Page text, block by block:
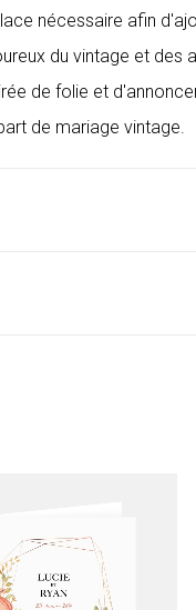
nécessaire afin
du vintage et des
de folie et
de mariage vintage.